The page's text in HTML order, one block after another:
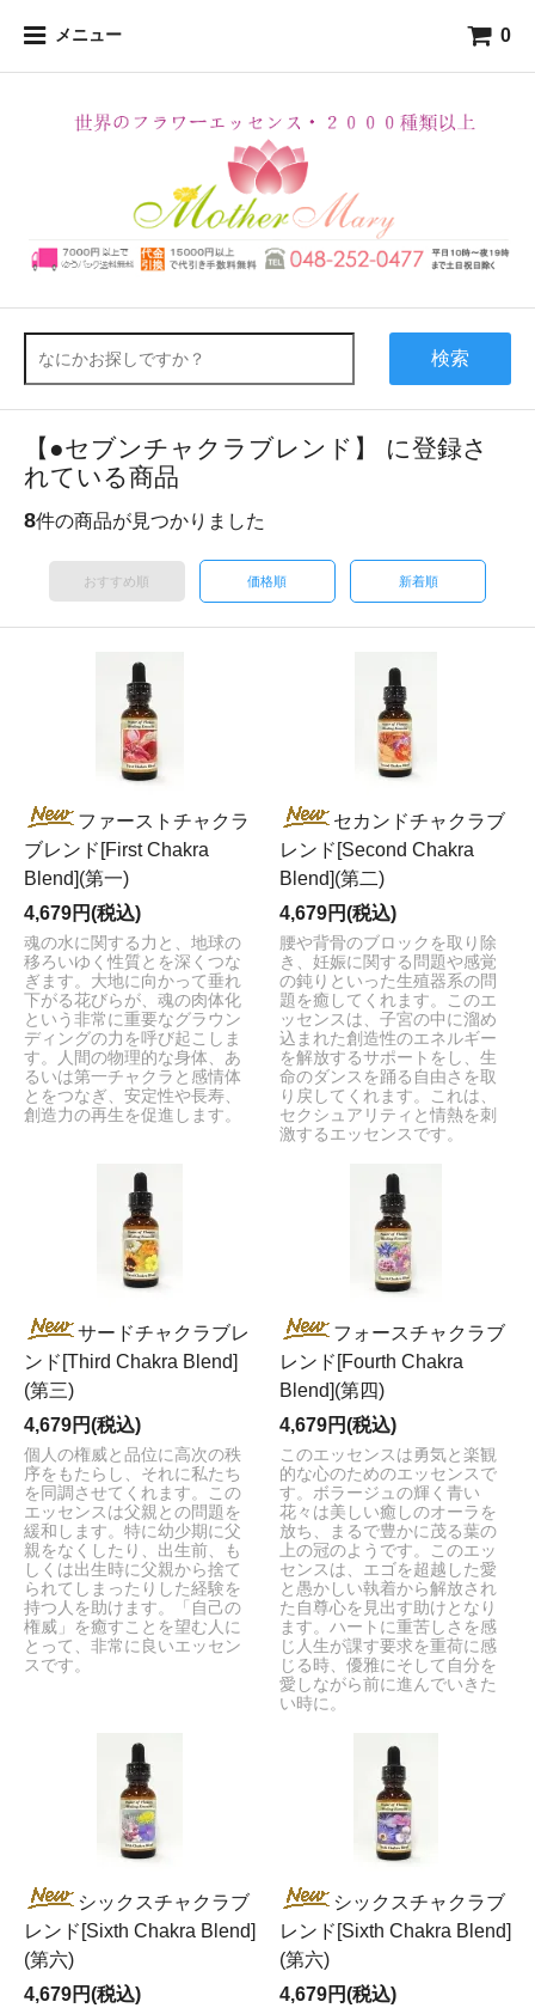
メニュー 0
検索
【●セブンチャクラブレンド】 に登録さ
れている商品
8件の商品が見つかりました
おすすめ順 価格順 新着順
ファーストチャクラ
ブレンド[First Chakra
Blend](第一)
4,679円(税込)
魂の水に関する力と、地球の
移ろいゆく性質とを深くつな
ぎます。大地に向かって垂れ
下がる花びらが、魂の肉体化
という非常に重要なグラウン
ディングの力を呼び起こしま
す。人間の物理的な身体、あ
るいは第一チャクラと感情体
とをつなぎ、安定性や長寿、
創造力の再生を促進します。
セカンドチャクラブ
レンド[Second Chakra
Blend](第二)
4,679円(税込)
腰や背骨のブロックを取り除
き、妊娠に関する問題や感覚
の鈍りといった生殖器系の問
題を癒してくれます。このエ
ッセンスは、子宮の中に溜め
込まれた創造性のエネルギー
を解放するサポートをし、生
命のダンスを踊る自由さを取
り戻してくれます。これは、
セクシュアリティと情熱を刺
激するエッセンスです。
サードチャクラブレ
ンド[Third Chakra Blend]
(第三)
4,679円(税込)
個人の権威と品位に高次の秩
序をもたらし、それに私たち
を同調させてくれます。この
エッセンスは父親との問題を
緩和します。特に幼少期に父
親をなくしたり、出生前、も
しくは出生時に父親から捨て
られてしまったりした経験を
持つ人を助けます。「自己の
権威」を癒すことを望む人に
とって、非常に良いエッセン
スです。
フォースチャクラブ
レンド[Fourth Chakra
Blend](第四)
4,679円(税込)
このエッセンスは勇気と楽観
的な心のためのエッセンスで
す。ボラージュの輝く青い
花々は美しい癒しのオーラを
放ち、まるで豊かに茂る葉の
上の冠のようです。このエッ
センスは、エゴを超越した愛
と愚かしい執着から解放され
た自尊心を見出す助けとなり
ます。ハートに重苦しさを感
じ人生が課す要求を重荷に感
じる時、優雅にそして自分を
愛しながら前に進んでいきた
い時に。
シックスチャクラブ
レンド[Sixth Chakra Blend]
(第六)
4,679円(税込)
シックスチャクラブ
レンド[Sixth Chakra Blend]
(第六)
4,679円(税込)